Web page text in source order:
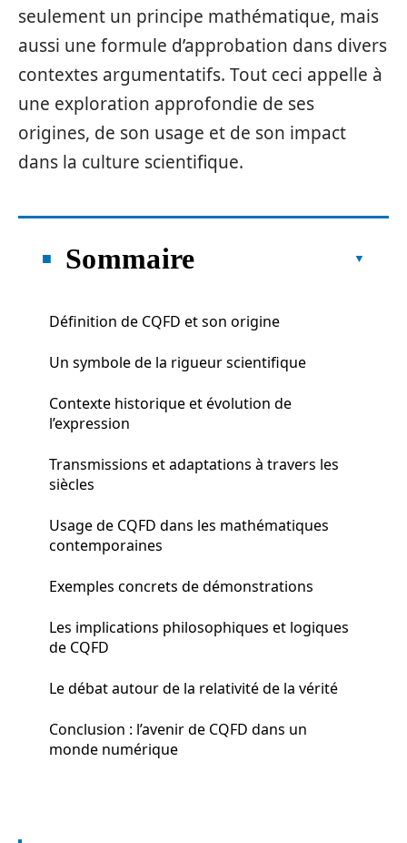
seulement un principe mathématique, mais
aussi une formule d’approbation dans divers
contextes argumentatifs. Tout ceci appelle à
une exploration approfondie de ses
origines, de son usage et de son impact
dans la culture scientifique.
Sommaire
Définition de CQFD et son origine
Un symbole de la rigueur scientifique
Contexte historique et évolution de
l’expression
Transmissions et adaptations à travers les
siècles
Usage de CQFD dans les mathématiques
contemporaines
Exemples concrets de démonstrations
Les implications philosophiques et logiques
de CQFD
Le débat autour de la relativité de la vérité
Conclusion : l’avenir de CQFD dans un
monde numérique